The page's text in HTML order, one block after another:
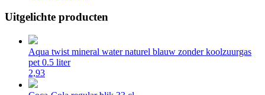
Uitgelichte producten
Aqua twist mineral water naturel blauw zonder koolzuurgas
pet 0.5 liter
2,93